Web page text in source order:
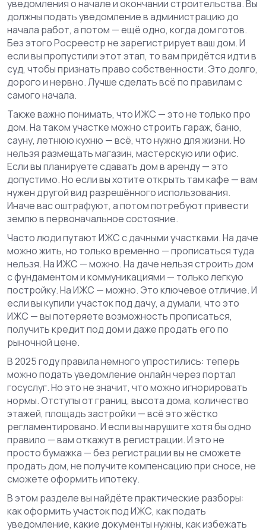
уведомления о начале и окончании строительства. Вы
должны подать уведомление в администрацию до
начала работ, а потом — ещё одно, когда дом готов.
Без этого Росреестр не зарегистрирует ваш дом. И
если вы пропустили этот этап, то вам придётся идти в
суд, чтобы признать право собственности. Это долго,
дорого и нервно. Лучше сделать всё по правилам с
самого начала.
Также важно понимать, что ИЖС — это не только про
дом. На таком участке можно строить гараж, баню,
сауну, летнюю кухню — всё, что нужно для жизни. Но
нельзя размещать магазин, мастерскую или офис.
Если вы планируете сдавать дом в аренду — это
допустимо. Но если вы хотите открыть там кафе — вам
нужен другой вид разрешённого использования.
Иначе вас оштрафуют, а потом потребуют привести
землю в первоначальное состояние.
Часто люди путают ИЖС с дачными участками. На даче
можно жить, но только временно — прописаться туда
нельзя. На ИЖС — можно. На даче нельзя строить дом
с фундаментом и коммуникациями — только легкую
постройку. На ИЖС — можно. Это ключевое отличие. И
если вы купили участок под дачу, а думали, что это
ИЖС — вы потеряете возможность прописаться,
получить кредит под дом и даже продать его по
рыночной цене.
В 2025 году правила немного упростились: теперь
можно подать уведомление онлайн через портал
госуслуг. Но это не значит, что можно игнорировать
нормы. Отступы от границ, высота дома, количество
этажей, площадь застройки — всё это жёстко
регламентировано. И если вы нарушите хотя бы одно
правило — вам откажут в регистрации. И это не
просто бумажка — без регистрации вы не сможете
продать дом, не получите компенсацию при сносе, не
сможете оформить ипотеку.
В этом разделе вы найдёте практические разборы:
как оформить участок под ИЖС, как подать
уведомление, какие документы нужны, как избежать